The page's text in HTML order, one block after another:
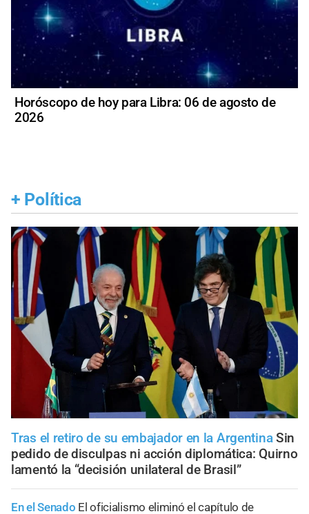
Horóscopo de hoy para Libra: 06 de agosto de
2026
+ Política
Tras el retiro de su embajador en la Argentina Sin
pedido de disculpas ni acción diplomática: Quirno
lamentó la “decisión unilateral de Brasil”
En el Senado El oficialismo eliminó el capítulo de